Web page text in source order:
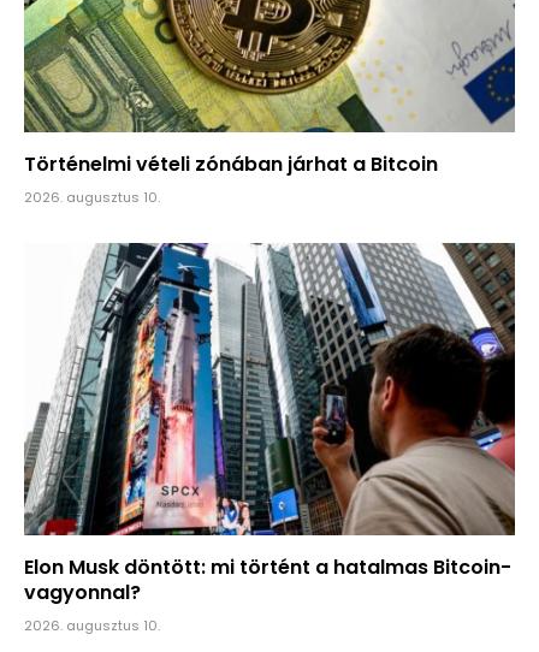
Történelmi vételi zónában járhat a Bitcoin
2026. augusztus 10.
Elon Musk döntött: mi történt a hatalmas Bitcoin-
vagyonnal?
2026. augusztus 10.